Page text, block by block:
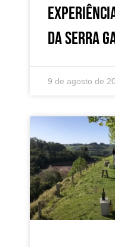
da Serra
9 de agosto de